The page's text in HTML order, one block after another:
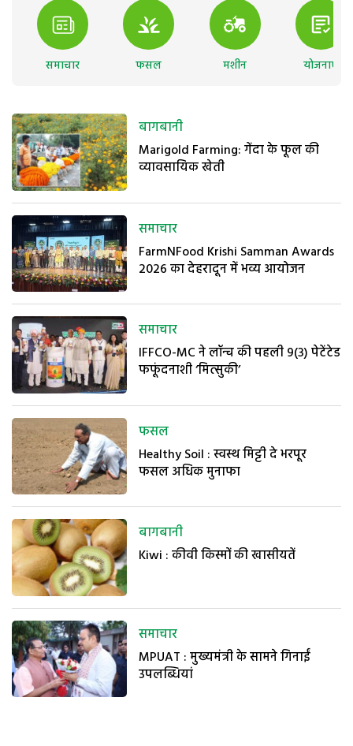
समाचार फसल मशीन योजनाएं
बागबानी
Marigold Farming: गेंदा के फूल की
व्यावसायिक खेती
समाचार
FarmNFood Krishi Samman Awards
2026 का देहरादून में भव्य आयोजन
समाचार
IFFCO-MC ने लॉन्च की पहली 9(3) पेटेंटेड
फफूंदनाशी ‘मित्सुकी’
फसल
Healthy Soil : स्वस्थ मिट्टी दे भरपूर
फसल अधिक मुनाफा
बागबानी
Kiwi : कीवी किस्मों की खासीयतें
समाचार
MPUAT : मुख्यमंत्री के सामने गिनाईं
उपलब्धियां